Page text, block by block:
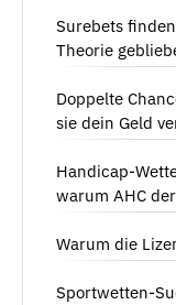
Surebets
Theorie
Doppelte
sie dein Geld
Handicap-
warum AHC
Warum die
Sportwetten-